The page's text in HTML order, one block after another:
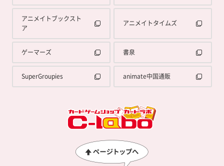
アニメイトブックスト
ア
アニメイトタイムズ
ゲーマーズ 書泉
SuperGroupies animate中国通販